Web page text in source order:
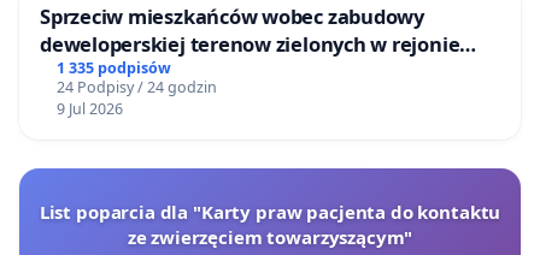
Sprzeciw mieszkańców wobec zabudowy
deweloperskiej terenow zielonych w rejonie
Bulwarów Straceńskich w Bielsku-Białej
1 335 podpisów
24 Podpisy / 24 godzin
9 Jul 2026
List poparcia dla "Karty praw pacjenta do kontaktu
ze zwierzęciem towarzyszącym"